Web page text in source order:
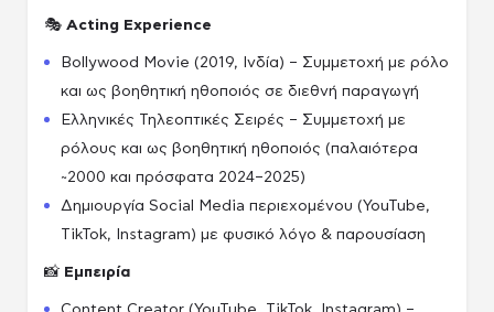
🎭 Acting Experience
Bollywood Movie (2019, Ινδία) – Συμμετοχή με ρόλο
και ως βοηθητική ηθοποιός σε διεθνή παραγωγή
Ελληνικές Τηλεοπτικές Σειρές – Συμμετοχή με
ρόλους και ως βοηθητική ηθοποιός (παλαιότερα
~2000 και πρόσφατα 2024–2025)
Δημιουργία Social Media περιεχομένου (YouTube,
TikTok, Instagram) με φυσικό λόγο & παρουσίαση
📸 Εμπειρία